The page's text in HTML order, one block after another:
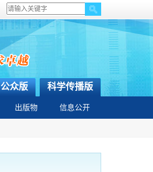
科学传播版
公众版
出版物 信息公开